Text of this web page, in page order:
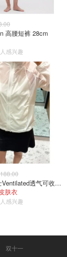
+RV
地了。其实房
水、有
冰箱，而且机
，或者带着宝
较安全可靠。
种hookups。
，一般指电和
外，还有排污
话，还是要订
高腰短裤 28cm
感兴趣
lululemon 女士Ventilated透气可收纳跑步夹克
肤衣
感兴趣
双十一